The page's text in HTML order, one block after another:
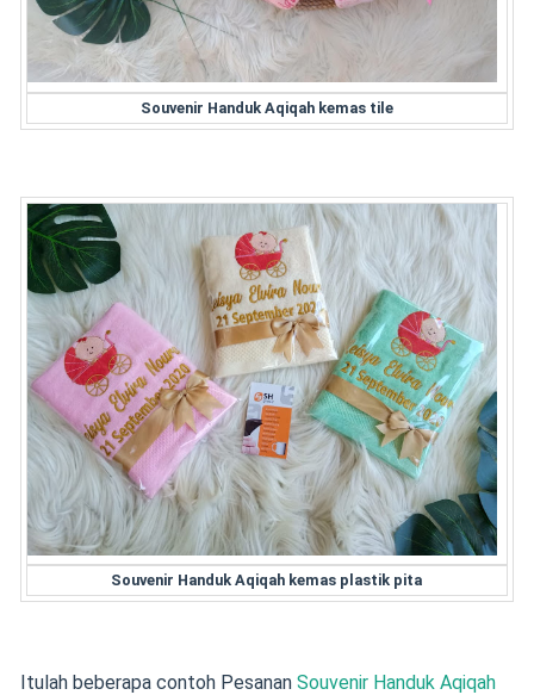
Souvenir Handuk Aqiqah kemas tile
Souvenir Handuk Aqiqah kemas plastik pita
Itulah beberapa contoh Pesanan Souvenir Handuk Aqiqah